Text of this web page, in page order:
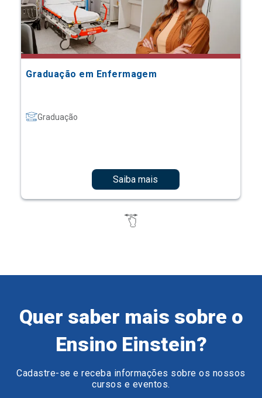
Graduação em Enfermagem
Graduação
Saiba mais
Quer saber mais sobre o
Ensino Einstein?
Cadastre-se e receba informações sobre os nossos
cursos e eventos.